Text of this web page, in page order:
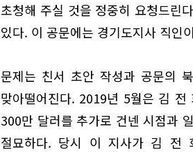
초청해 주실 것을 정중히 요청드린
있다. 이 공문에는 경기도지사 직인
문제는 친서 초안 작성과 공문의
맞아떨어진다. 2019년 5월은 김
300만 달러를 추가로 건넨 시점과
절묘하다. 당시 이 지사가 김 전